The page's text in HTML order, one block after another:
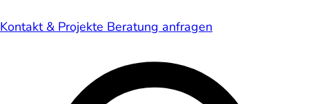
Kontakt & Projekte Beratung anfragen